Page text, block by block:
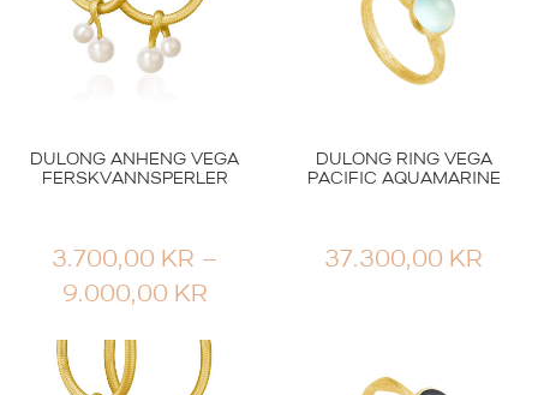
DULONG ANHENG VEGA
FERSKVANNSPERLER
3.700,00 KR –
9.000,00 KRPRISOMRÅDE:
TIL
DULONG RING VEGA
PACIFIC AQUAMARINE
37.300,00 KR